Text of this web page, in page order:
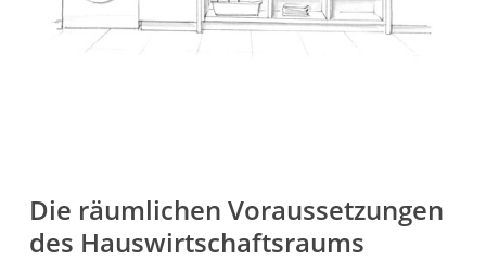
Die räumlichen Voraussetzungen
des Hauswirtschaftsraums